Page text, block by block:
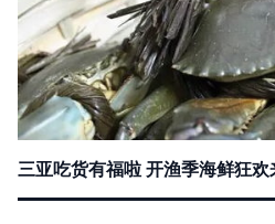
三亚吃货有福啦 开渔季海鲜狂欢